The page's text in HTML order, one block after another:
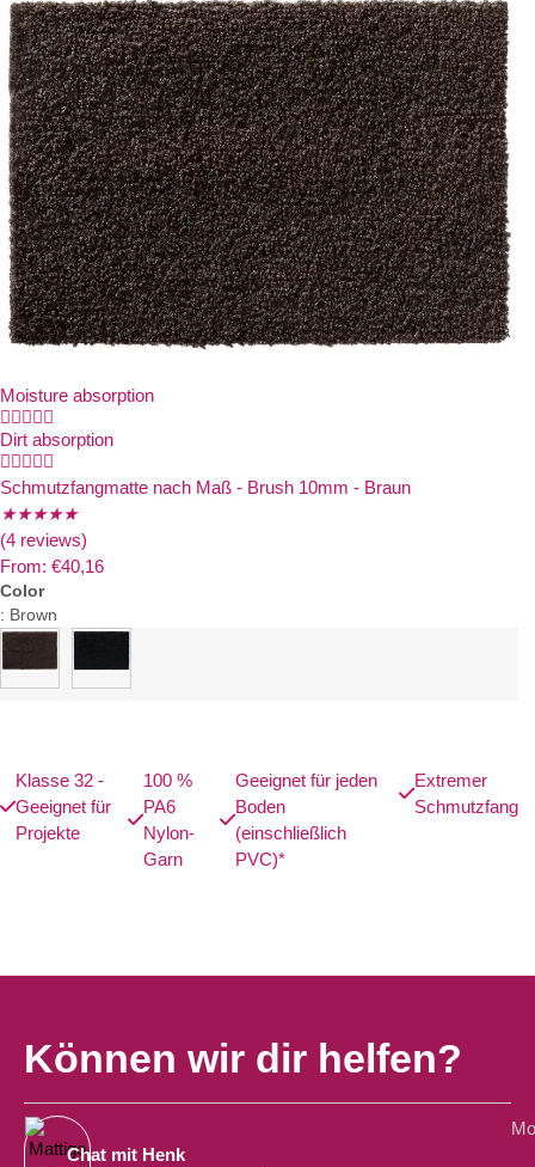
Moisture absorption

Dirt absorption

Schmutzfangmatte nach Maß - Brush 10mm - Braun
★★★★★
(4 reviews)
From: €40,16
Color
: Brown
Klasse 32 -
Geeignet für
Projekte
100 %
PA6
Nylon-
Garn
Geeignet für jeden
Boden
(einschließlich
PVC)*
Extremer
Schmutzfang
Können wir dir helfen?
Chat mit Henk